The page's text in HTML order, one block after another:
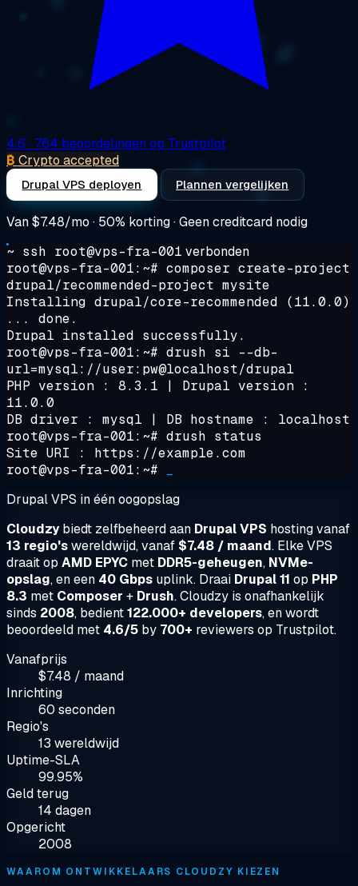
4.6 · 764 beoordelingen op Trustpilot
₿ Crypto accepted
Drupal VPS deployen Plannen vergelijken
Van$7.48/mo · 50% korting · Geen creditcard nodig
~ ssh root@vps-fra-001 verbonden
root@vps-fra-001:~# composer create-project
drupal/recommended-project mysite
Installing drupal/core-recommended (11.0.0)
... done.
Drupal installed successfully.
root@vps-fra-001:~# drush si --db-
url=mysql://user:pw@localhost/drupal
PHP version : 8.3.1 | Drupal version :
11.0.0
DB driver : mysql | DB hostname : localhost
root@vps-fra-001:~# drush status
Site URI : https://example.com
root@vps-fra-001:~#
Drupal VPS in één oogopslag
Cloudzybiedt zelfbeheerd aan Drupal VPS hosting vanaf
13 regio'swereldwijd, vanaf $7.48 / maand. Elke VPS
draait op AMD EPYC met DDR5-geheugen, NVMe-
opslag, en een 40 Gbps uplink. Draai Drupal 11 op PHP
8.3 met Composer + Drush. Cloudzy is onafhankelijk
sinds 2008, bedient122.000+ developers, en wordt
beoordeeld met 4.6/5 by 700+ reviewers op Trustpilot.
Vanafprijs
$7.48 / maand
Inrichting
60 seconden
Regio's
13 wereldwijd
Uptime-SLA
99.95%
Geld terug
14 dagen
Opgericht
2008
WAAROM ONTWIKKELAARS CLOUDZY KIEZEN